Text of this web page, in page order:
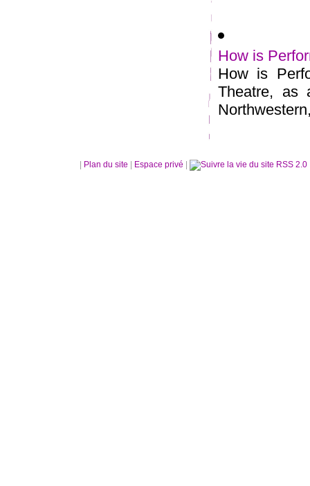
How is
How is
Theatre, as
Plan du site Espace privé RSS 2.0